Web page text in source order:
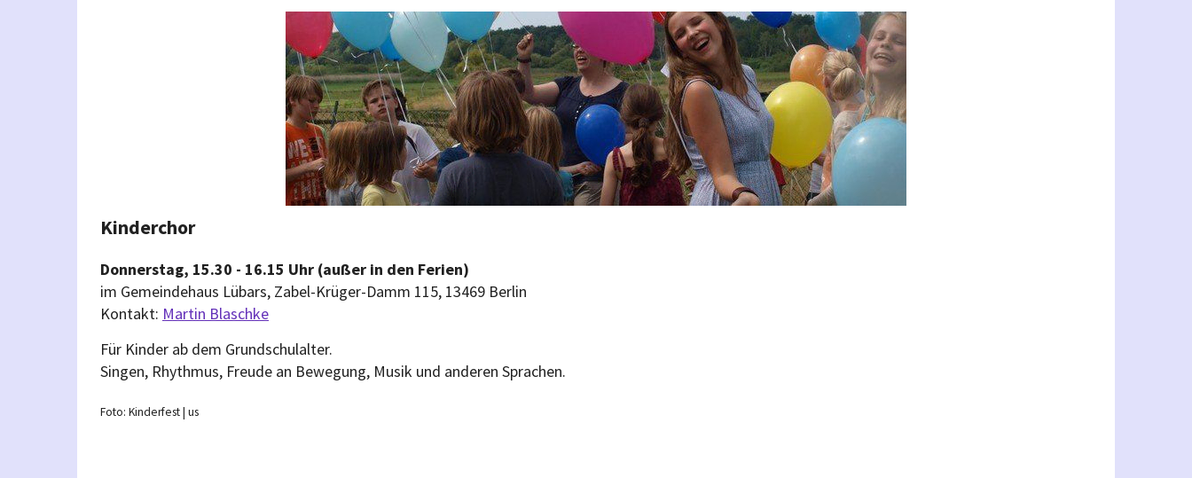
Kinderchor
Donnerstag, 15.30 - 16.15 Uhr (außer in den Ferien)
im Gemeindehaus Lübars, Zabel-Krüger-Damm 115, 13469 Berlin
Kontakt: Martin Blaschke
Für Kinder ab dem Grundschulalter.
Singen, Rhythmus, Freude an Bewegung, Musik und anderen Sprachen.
Foto: Kinderfest | us